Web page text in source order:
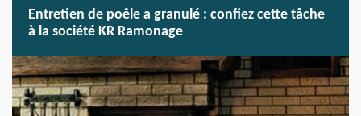
Entretien de poêle a granulé : confiez cette tâche
à la société KR Ramonage